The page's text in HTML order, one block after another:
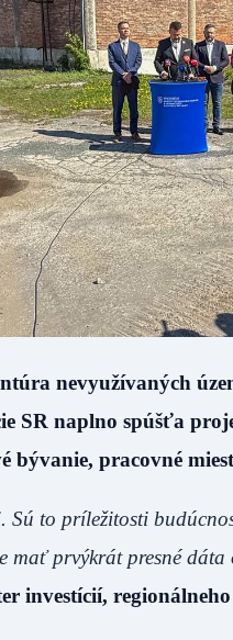
nevyužívaných
SR naplno spúšťa
bývanie, pracovné
to príležitosti
prvýkrát presné
investícií,